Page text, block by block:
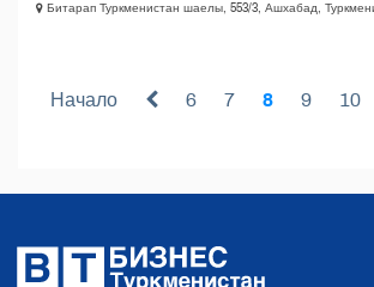
Битарап Туркменистан шаелы, 553/3, Ашхабад,
Начало 6 7 8 9 10